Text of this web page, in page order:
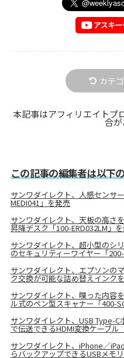
カテ
本記事はアフィリエイトプ
合
この記事の編集者は以下
サンワダイレクト、人感センサ
MEDI041」を発売
サンワダイレクト、天板の高さ
昇降デスク「100-ERD032LM」
サンワダイレクト、超小型のシ
のセキュリティーワイヤー「
サンワダイレクト、エプソンの
ク交換が可能な詰め替えインク
サンワダイレクト、喋った内容
ル式のペン型スキャナー「400-
サンワダイレクト、USB Type-
で伝送できるHDMI変換ケーブル
サンワダイレクト、iPhone／
らバックアップできるUSBメモ